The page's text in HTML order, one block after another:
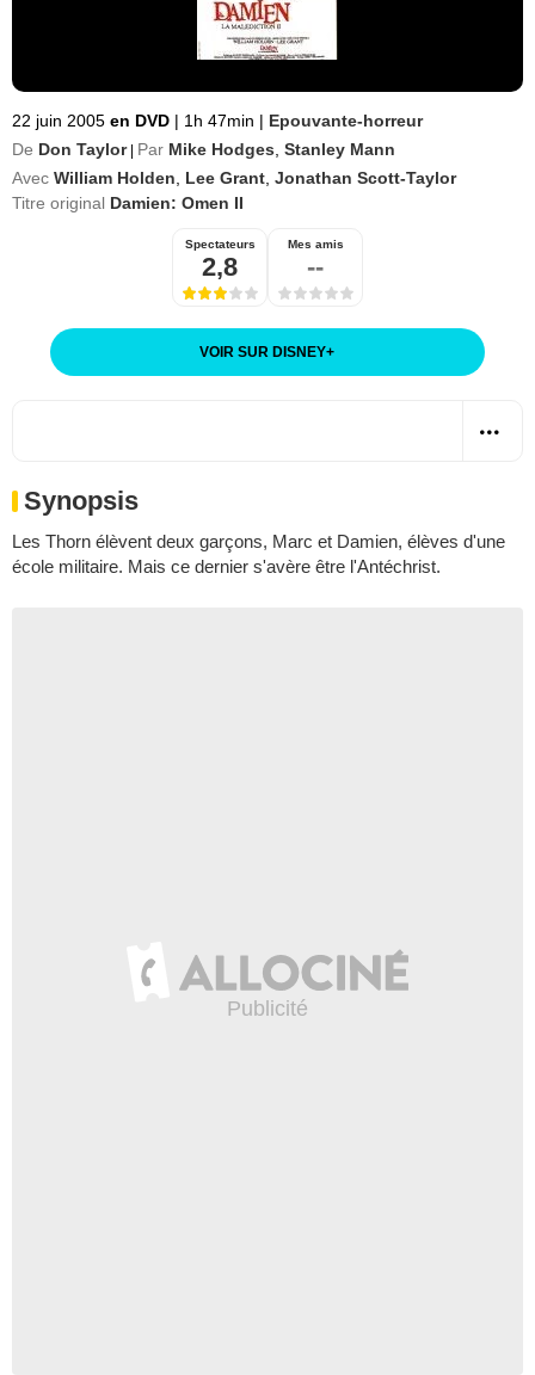
22 juin 2005 en DVD | 1h 47min | Epouvante-horreur
De Don Taylor Par Mike Hodges Stanley Mann
Avec William Holden Lee Grant Jonathan Scott-Taylor
Titre original Damien: Omen II
Spectateurs
2,8
Mes amis
--
VOIR SUR DISNEY+
Synopsis
Les Thorn élèvent deux garçons, Marc et Damien, élèves d'une
école militaire. Mais ce dernier s'avère être l'Antéchrist.